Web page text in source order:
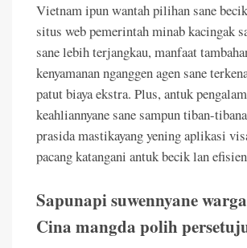
Vietnam ipun wantah pilihan sane
situs web pemerintah minab kacingak
sane lebih terjangkau, manfaat
kenyamanan nganggen agen sane
patut biaya ekstra. Plus, antuk
keahliannyane sane sampun tiban-
prasida mastikayang yening aplikasi
pacang katangani antuk becik lan
Sapunapi suwennyane
Cina mangda polih